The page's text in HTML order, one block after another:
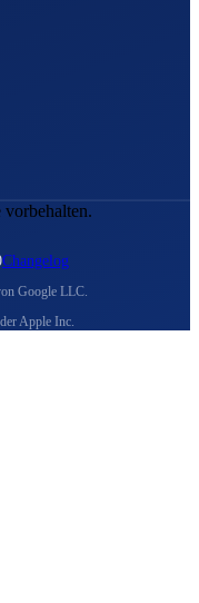
Changelog
Google LLC.
Apple Inc.